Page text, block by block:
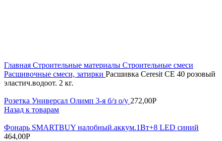
Главная Строительные материалы Строительные смеси
Расшивочные смеси, затирки Расшивка Ceresit CE 40 розовый
эластич.водоот. 2 кг.
Розетка Универсал Олимп 3-я б/з о/у 272,00Р
Назад к товарам
Фонарь SMARTBUY налобный.аккум.1Вт+8 LED синий
464,00Р